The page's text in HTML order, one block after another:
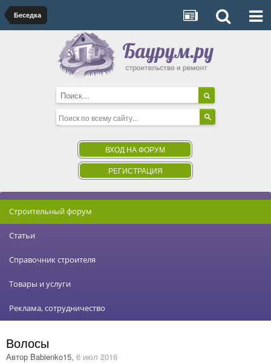
Беседка
ВХОД НА ФОРУМ
РЕГИСТРАЦИЯ
Строительный форум
Статьи
Справочник строителя
Товары и услуги
Реклама, сотрудничество
Волосы
Автор Babienko15, 6 июл 2016